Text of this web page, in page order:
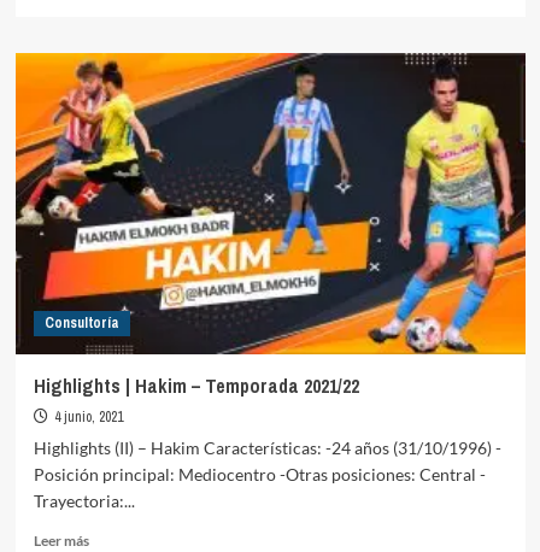
Highlights
|
Álvaro
Robles
–
Temporada
2021/22
Consultoría
Highlights | Hakim – Temporada 2021/22
4 junio, 2021
Highlights (II) – Hakim Características: -24 años (31/10/1996) -
Posición principal: Mediocentro -Otras posiciones: Central -
Trayectoria:...
Leer másLeer